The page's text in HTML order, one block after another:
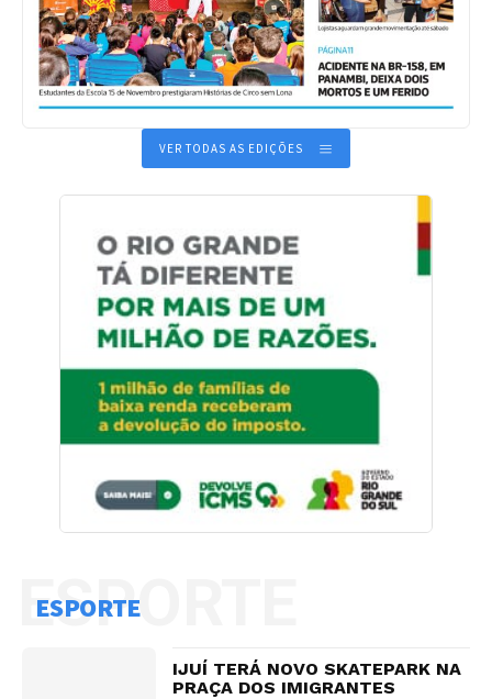
VER TODAS AS EDIÇÕES
ESPORTE
ESPORTE
IJUÍ TERÁ NOVO SKATEPARK NA
PRAÇA DOS IMIGRANTES